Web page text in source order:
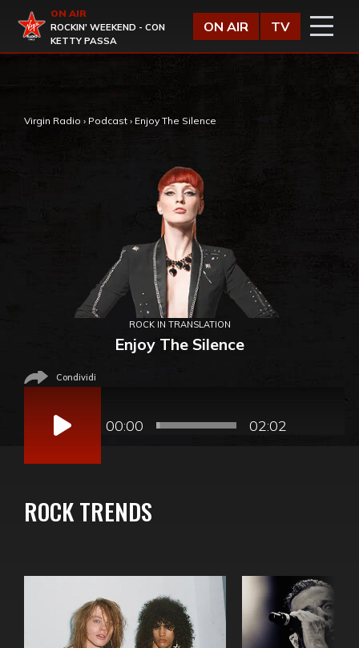
Virgin Radio
ON AIR
ROCKIN' WEEKEND - CON
KETTY PASSA
ON AIR TV
Virgin Radio › Podcast › Enjoy The Silence
ROCK IN TRANSLATION
Enjoy The Silence
Condividi
00:00 02:02
ROCK TRENDS